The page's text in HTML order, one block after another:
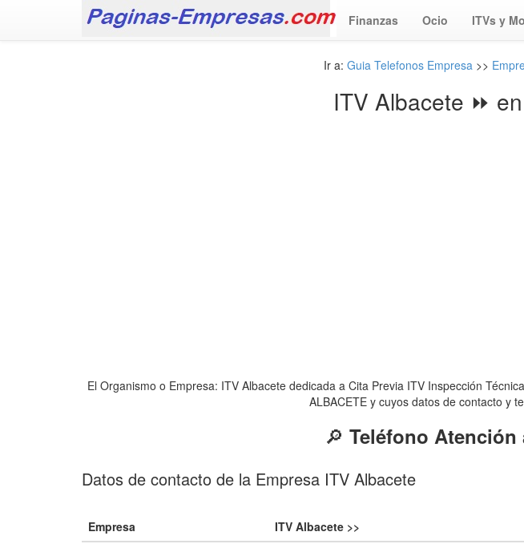
Finanzas Ocio ITVs y
Ir a: Guia Telefonos Empresa>>
ITV Albacete ⏩
El Organismo o Empresa: ITV Albacete dedicada a Cita Previa ITV Inspección
ALBACETE y cuyos datos de contacto y
🔎 Teléfono Atención
Datos de contacto de la Empresa ITV Albacete
Empresa
ITV Albacete >>